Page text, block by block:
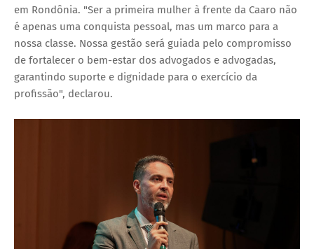
em Rondônia. "Ser a primeira mulher à frente da Caaro não
é apenas uma conquista pessoal, mas um marco para a
nossa classe. Nossa gestão será guiada pelo compromisso
de fortalecer o bem-estar dos advogados e advogadas,
garantindo suporte e dignidade para o exercício da
profissão", declarou.